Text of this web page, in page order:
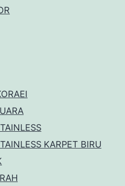
KARPET BIRU